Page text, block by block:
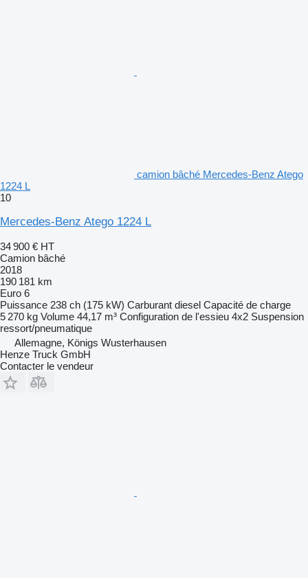
camion bâché Mercedes-Benz Atego
1224 L
10
Mercedes-Benz Atego 1224 L
34 900 € HT
Camion bâché
2018
190 181 km
Euro 6
Puissance 238 ch (175 kW) Carburant diesel Capacité de charge
5 270 kg Volume 44,17 m³ Configuration de l'essieu 4x2 Suspension
ressort/pneumatique
Allemagne, Königs Wusterhausen
Henze Truck GmbH
Contacter le vendeur